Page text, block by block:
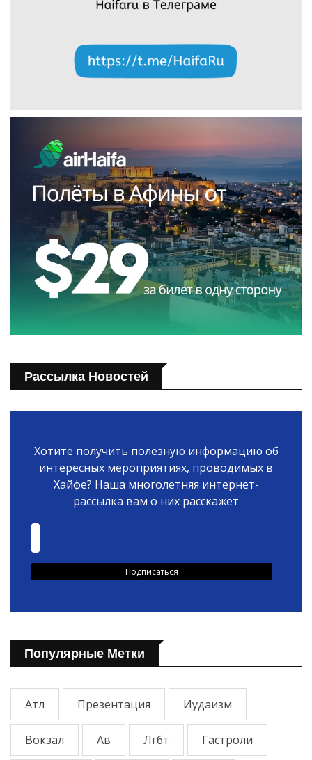
Рассылка Новостей
Хотите получить полезную информацию об
интересных мероприятиях, проводимых в
Хайфе? Наша многолетняя интернет-
рассылка вам о них расскажет
Популярные Метки
Атл Презентация Иудаизм
Вокзал Ав Лгбт Гастроли